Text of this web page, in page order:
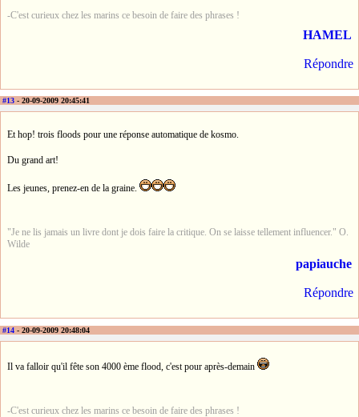
-C'est curieux chez les marins ce besoin de faire des phrases !
HAMEL
Répondre
#13 - 20-09-2009 20:45:41
Et hop! trois floods pour une réponse automatique de kosmo.
Du grand art!
Les jeunes, prenez-en de la graine.
"Je ne lis jamais un livre dont je dois faire la critique. On se laisse tellement influencer." O.
Wilde
papiauche
Répondre
#14 - 20-09-2009 20:48:04
Il va falloir qu'il fête son 4000 ème flood, c'est pour après-demain
-C'est curieux chez les marins ce besoin de faire des phrases !